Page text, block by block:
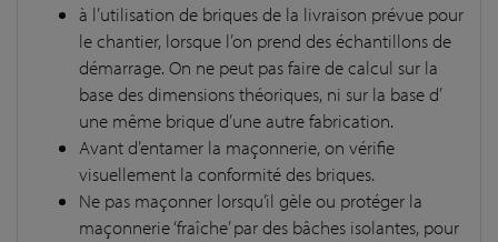
à l’utilisation de briques de la livraison prévue pour
le chantier, lorsque l’on prend des échantillons de
démarrage. On ne peut pas faire de calcul sur la
base des dimensions théoriques, ni sur la base d’
une même brique d’une autre fabrication.
Avant d’entamer la maçonnerie, on vérifie
visuellement la conformité des briques.
Ne pas maçonner lorsqu’il gèle ou protéger la
maçonnerie ‘fraîche’ par des bâches isolantes, pour